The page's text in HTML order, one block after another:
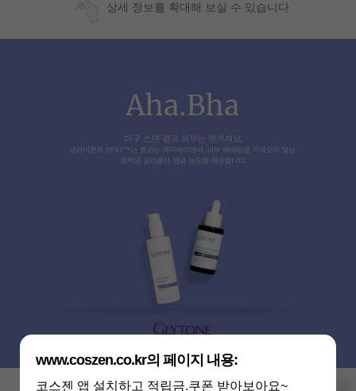
상세 정보를 확대해 보실 수 있습니다
www.coszen.co.kr의 페이지 내용:
코스젠 앱 설치하고 적립금.쿠폰 받아보아요~